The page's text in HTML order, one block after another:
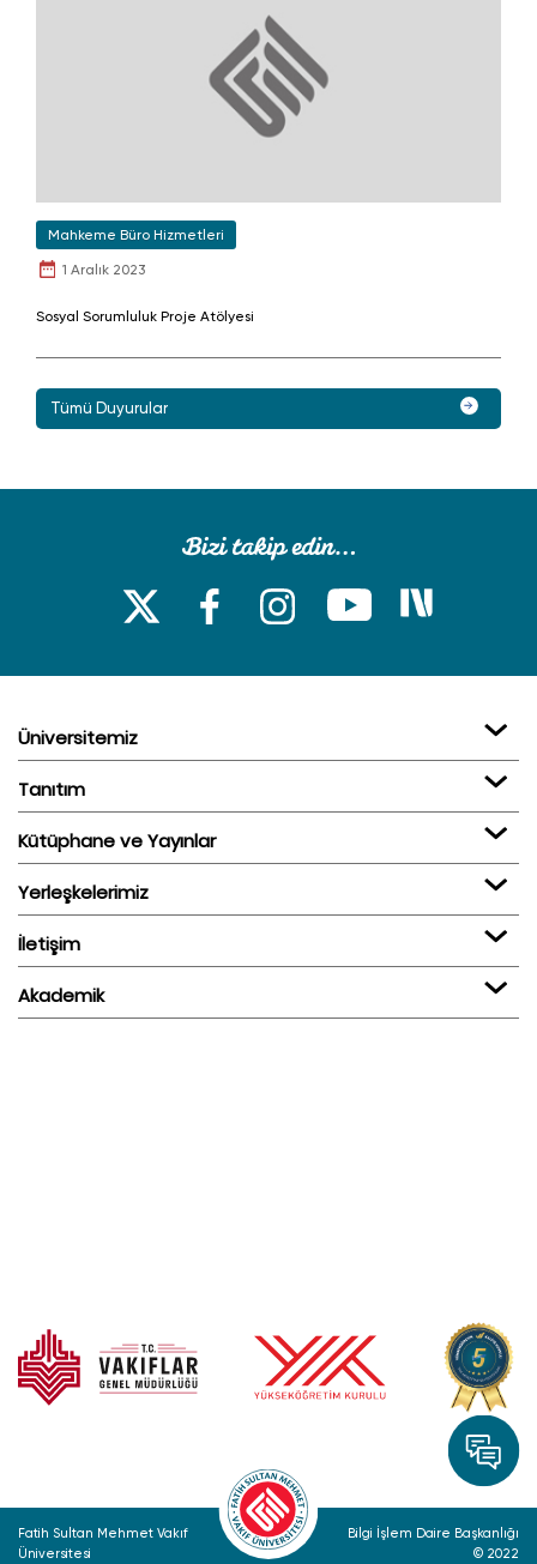
Mahkeme Büro Hizmetleri
1 Aralık 2023
Sosyal Sorumluluk Proje Atölyesi
Tümü Duyurular
Üniversitemiz
Tanıtım
Kütüphane ve Yayınlar
Yerleşkelerimiz
İletişim
Akademik
Fatih Sultan Mehmet Vakıf
Üniversitesi
Bilgi İşlem Daire Başkanlığı
© 2022